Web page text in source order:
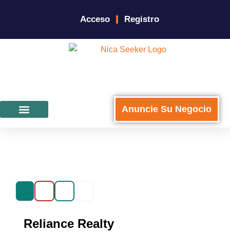
Acceso Registro
Anuncie Su Negocio
Reliance Realty